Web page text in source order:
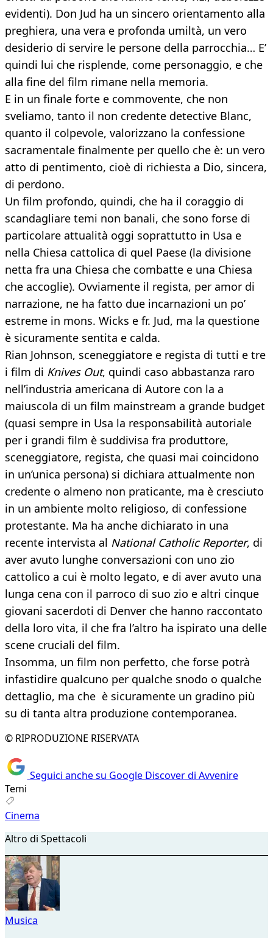
evidenti). Don Jud ha un sincero orientamento alla
preghiera, una vera e profonda umiltà, un vero
desiderio di servire le persone della parrocchia… E’
quindi lui che risplende, come personaggio, e che
alla fine del film rimane nella memoria.
E in un finale forte e commovente, che non
sveliamo, tanto il non credente detective Blanc,
quanto il colpevole, valorizzano la confessione
sacramentale finalmente per quello che è: un vero
atto di pentimento, cioè di richiesta a Dio, sincera,
di perdono.
Un film profondo, quindi, che ha il coraggio di
scandagliare temi non banali, che sono forse di
particolare attualità oggi soprattutto in Usa e
nella Chiesa cattolica di quel Paese (la divisione
netta fra una Chiesa che combatte e una Chiesa
che accoglie). Ovviamente il regista, per amor di
narrazione, ne ha fatto due incarnazioni un po’
estreme in mons. Wicks e fr. Jud, ma la questione
è sicuramente sentita e calda.
Rian Johnson, sceneggiatore e regista di tutti e tre
i film di Knives Out, quindi caso abbastanza raro
nell’industria americana di Autore con la a
maiuscola di un film mainstream a grande budget
(quasi sempre in Usa la responsabilità autoriale
per i grandi film è suddivisa fra produttore,
sceneggiatore, regista, che quasi mai coincidono
in un’unica persona) si dichiara attualmente non
credente o almeno non praticante, ma è cresciuto
in un ambiente molto religioso, di confessione
protestante. Ma ha anche dichiarato in una
recente intervista al National Catholic Reporter, di
aver avuto lunghe conversazioni con uno zio
cattolico a cui è molto legato, e di aver avuto una
lunga cena con il parroco di suo zio e altri cinque
giovani sacerdoti di Denver che hanno raccontato
della loro vita, il che fra l’altro ha ispirato una delle
scene cruciali del film.
Insomma, un film non perfetto, che forse potrà
infastidire qualcuno per qualche snodo o qualche
dettaglio, ma che è sicuramente un gradino più
su di tanta altra produzione contemporanea.
© RIPRODUZIONE RISERVATA
Seguici anche su Google Discover di Avvenire
Temi
Cinema
Altro di Spettacoli
Musica